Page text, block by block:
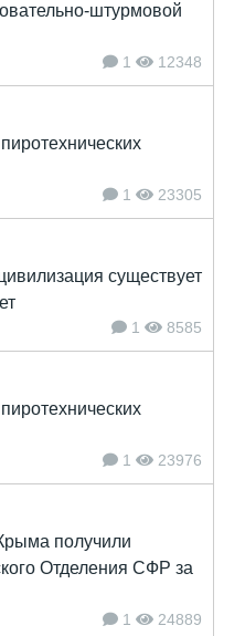
штурмовой
1 12348
1 23305
существует
1 8585
1 23976
получили
Отделения СФР за
1 24889